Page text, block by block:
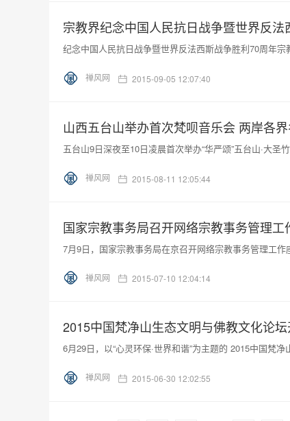
宗教界纪念中国人民抗日战争暨世界反
纪念中国人民抗日战争暨世界反法西斯战争胜利70周年
禅风网 2015-09-05 12:07:40
山西五台山举办首次梵呗音乐会 两岸各
五台山9日深夜至10日凌晨首次举办“华严颂”五台山·大圣
禅风网 2015-08-11 12:05:44
国家宗教事务局召开网络宗教事务管理工
7月9日，国家宗教事务局在京召开网络宗教事务管理工
禅风网 2015-07-10 12:04:14
2015中国梵净山生态文明与佛教文化论
6月29日，以“心灵环保·世界和谐”为主题的 2015中国梵
禅风网 2015-06-30 12:02:55